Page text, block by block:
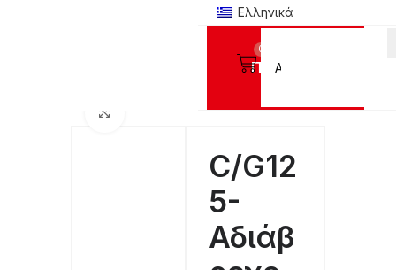
Ελληνικά
Προϊόντα
0
Click to enlarge
C/G12
5-
Αδιάβ